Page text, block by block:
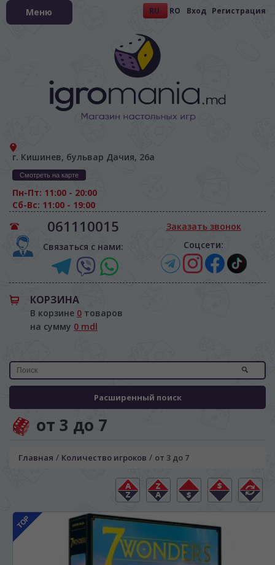
RU RO Вход Регистрация
г. Кишинев, бульвар Дачия, 26а
Смотреть на карте
Пн-Пт: 11:00 - 20:00
Сб-Вс: 11:00 - 19:00
061110015
Связаться с нами:
Заказать звонок
Соцсети:
КОРЗИНА
В корзине 0 товаров
на сумму 0 mdl
Расширенный поиск
Меню
от 3 до 7
Главная / Количество игроков / от 3 до 7